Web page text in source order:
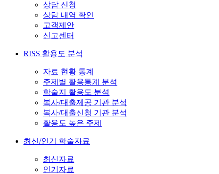
상담 신청
상담 내역 확인
고객제안
신고센터
RISS 활용도 분석
자료 현황 통계
주제별 활용통계 분석
학술지 활용도 분석
복사/대출제공 기관 분석
복사/대출신청 기관 분석
활용도 높은 주제
최신/인기 학술자료
최신자료
인기자료